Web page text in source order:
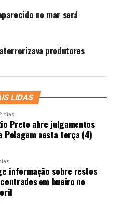
no mar será
produtores
LIDAS
2 dias
Preto abre julgamentos
Pelagem nesta terça (4)
informação sobre restos
em bueiro no